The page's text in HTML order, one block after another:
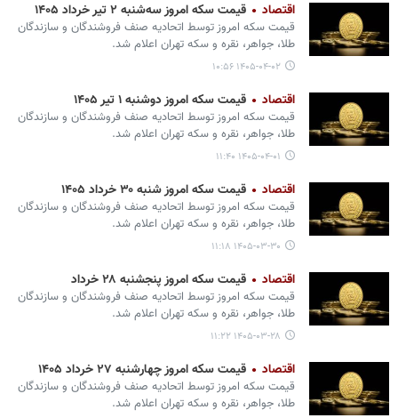
اقتصاد قیمت سکه امروز سه‌شنبه ۲ تیر خرداد ۱۴۰۵
قیمت سکه امروز توسط اتحادیه صنف فروشندگان و سازندگان
طلا، جواهر، نقره و سکه تهران اعلام شد.
۱۴۰۵-۰۴-۰۲ ۱۰:۵۶
اقتصاد قیمت سکه امروز دوشنبه ۱ تیر ۱۴۰۵
قیمت سکه امروز توسط اتحادیه صنف فروشندگان و سازندگان
طلا، جواهر، نقره و سکه تهران اعلام شد.
۱۴۰۵-۰۴-۰۱ ۱۱:۴۰
اقتصاد قیمت سکه امروز شنبه ۳۰ خرداد ۱۴۰۵
قیمت سکه امروز توسط اتحادیه صنف فروشندگان و سازندگان
طلا، جواهر، نقره و سکه تهران اعلام شد.
۱۴۰۵-۰۳-۳۰ ۱۱:۱۸
اقتصاد قیمت سکه امروز پنجشنبه ۲۸ خرداد
قیمت سکه امروز توسط اتحادیه صنف فروشندگان و سازندگان
طلا، جواهر، نقره و سکه تهران اعلام شد.
۱۴۰۵-۰۳-۲۸ ۱۱:۲۲
اقتصاد قیمت سکه امروز چهارشنبه ۲۷ خرداد ۱۴۰۵
قیمت سکه امروز توسط اتحادیه صنف فروشندگان و سازندگان
طلا، جواهر، نقره و سکه تهران اعلام شد.